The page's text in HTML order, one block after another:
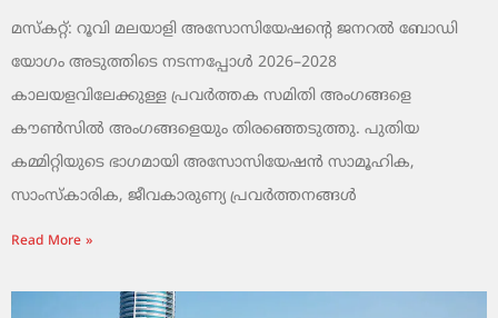
മസ്കറ്റ്: റൂവി മലയാളി അസോസിയേഷന്റെ ജനറൽ ബോഡി
യോഗം അടുത്തിടെ നടന്നപ്പോൾ 2026–2028
കാലയളവിലേക്കുള്ള പ്രവർത്തക സമിതി അംഗങ്ങളെ
കൗൺസിൽ അംഗങ്ങളെയും തിരഞ്ഞെടുത്തു. പുതിയ
കമ്മിറ്റിയുടെ ഭാഗമായി അസോസിയേഷൻ സാമൂഹിക,
സാംസ്‌കാരിക, ജീവകാരുണ്യ പ്രവർത്തനങ്ങൾ
Read More »